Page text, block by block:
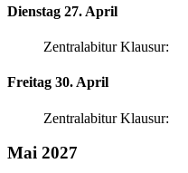
Dienstag 27. April
Zentralabitur Klausur:
Freitag 30. April
Zentralabitur Klausur:
Mai 2027